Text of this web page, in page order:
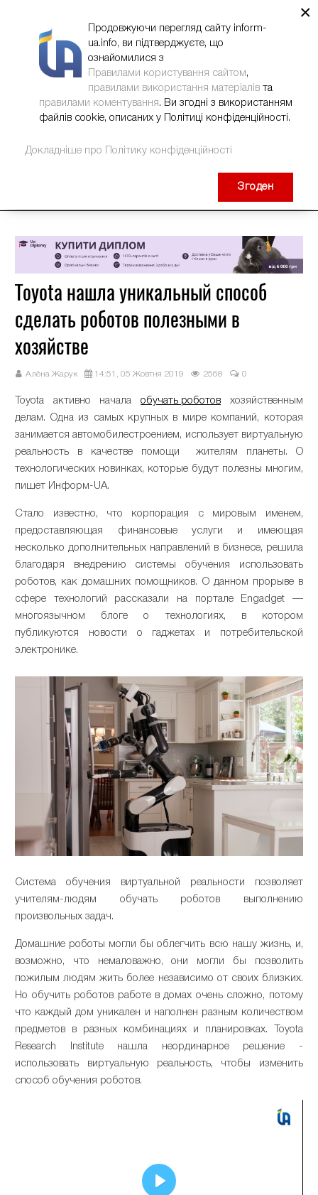
Toyota нашла уникальный способ
сделать роботов полезными в
хозяйстве
Алёна Жарук 14:51, 05 Жовтня 2019 2568 0
Toyota активно началаобучать роботов хозяйственным
делам. Одна из самых крупных в мире компаний, которая
занимается автомобилестроением, использует виртуальную
реальность в качестве помощи жителям планеты. О
технологических новинках, которые будут полезны многим,
пишет Информ-UA.
Стало известно, что корпорация с мировым именем,
предоставляющая финансовые услуги и имеющая
несколько дополнительных направлений в бизнесе, решила
благодаря внедрению системы обучения использовать
роботов, как домашних помощников. О данном прорыве в
сфере технологий рассказали на портале Engadget —
многоязычном блоге о технологиях, в котором
публикуются новости о гаджетах и потребительской
электронике.
Система обучения виртуальной реальности позволяет
учителям-людям обучать роботов выполнению
произвольных задач.
Домашние роботы могли бы облегчить всю нашу жизнь, и,
возможно, что немаловажно, они могли бы позволить
пожилым людям жить более независимо от своих близких.
Но обучить роботов работе в домах очень сложно, потому
что каждый дом уникален и наполнен разным количеством
предметов в разных комбинациях и планировках. Toyota
Research Institute нашла неординарное решение -
использовать виртуальную реальность, чтобы изменить
способ обучения роботов.
×
Продовжуючи перегляд сайту inform-
ua.info, ви підтверджуєте, що
ознайомилися з
Правилами користування сайтом,
правилами використання матеріалів та
правилами коментування. Ви згодні з використанням
файлів cookie, описаних у Політиці конфіденційності.
Докладніше про Політику конфіденційності
Згоден